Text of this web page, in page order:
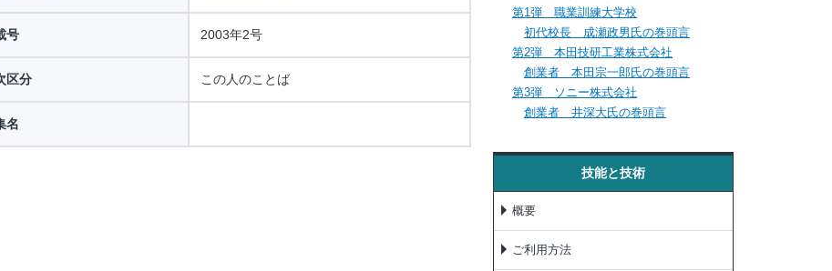
号 2003年2号
区分 この人のことば
名
第1弾 職業訓練大学校
初代校長 成瀬政男氏の巻頭言
第2弾 本田技研工業株式会社
創業者 本田宗一郎氏の巻頭言
第3弾 ソニー株式会社
創業者 井深大氏の巻頭言
技能と技術
概要
ご利用方法